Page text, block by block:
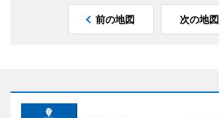
前の地図 次の地図